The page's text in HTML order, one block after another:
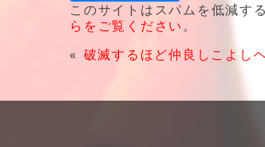
このサイトはスパムを低減す
らをご覧ください。
« 破滅するほど仲良しこよし